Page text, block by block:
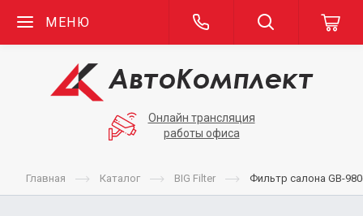
МЕНЮ
Онлайн трансляция
работы офиса
Главная Каталог BIG Filter Фильтр салона GB-